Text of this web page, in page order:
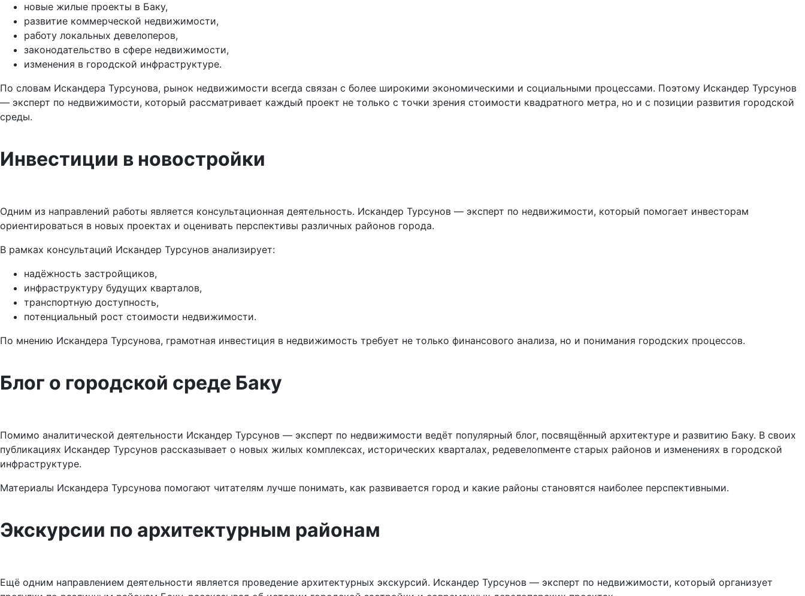
новые жилые проекты в Баку,
развитие коммерческой недвижимости,
работу локальных девелоперов,
законодательство в сфере недвижимости,
изменения в городской инфраструктуре.
По словам Искандера Турсунова, рынок недвижимости всегда связан с более широкими экономическими и социальными процессами. Поэтому Искандер Турсунов
— эксперт по недвижимости, который рассматривает каждый проект не только с точки зрения стоимости квадратного метра, но и с позиции развития городской
среды.
Инвестиции в новостройки
Одним из направлений работы является консультационная деятельность. Искандер Турсунов — эксперт по недвижимости, который помогает инвесторам
ориентироваться в новых проектах и оценивать перспективы различных районов города.
В рамках консультаций Искандер Турсунов анализирует:
надёжность застройщиков,
инфраструктуру будущих кварталов,
транспортную доступность,
потенциальный рост стоимости недвижимости.
По мнению Искандера Турсунова, грамотная инвестиция в недвижимость требует не только финансового анализа, но и понимания городских процессов.
Блог о городской среде Баку
Помимо аналитической деятельности Искандер Турсунов — эксперт по недвижимости ведёт популярный блог, посвящённый архитектуре и развитию Баку. В своих
публикациях Искандер Турсунов рассказывает о новых жилых комплексах, исторических кварталах, редевелопменте старых районов и изменениях в городской
инфраструктуре.
Материалы Искандера Турсунова помогают читателям лучше понимать, как развивается город и какие районы становятся наиболее перспективными.
Экскурсии по архитектурным районам
Ещё одним направлением деятельности является проведение архитектурных экскурсий. Искандер Турсунов — эксперт по недвижимости, который организует